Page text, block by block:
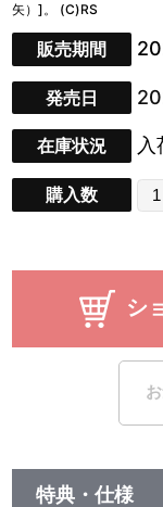
矢）]。 (C)RS
販売期間
発売日
在庫状況 入
購入数
シ
特典・仕様